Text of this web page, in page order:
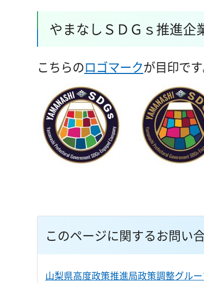
やまなしＳＤＧｓ推進企
こちらのロゴマークが目印です
このページに関するお問い
山梨県高度政策推進局政策調整グル